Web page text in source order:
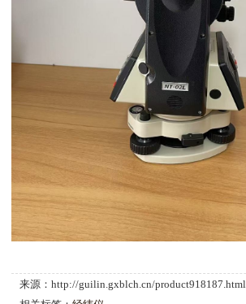
来源：http://guilin.gxblch.cn/product918187.html